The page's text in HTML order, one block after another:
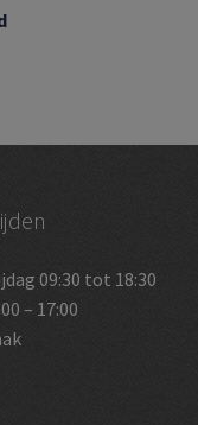
09:30 tot 18:30
– 17:00